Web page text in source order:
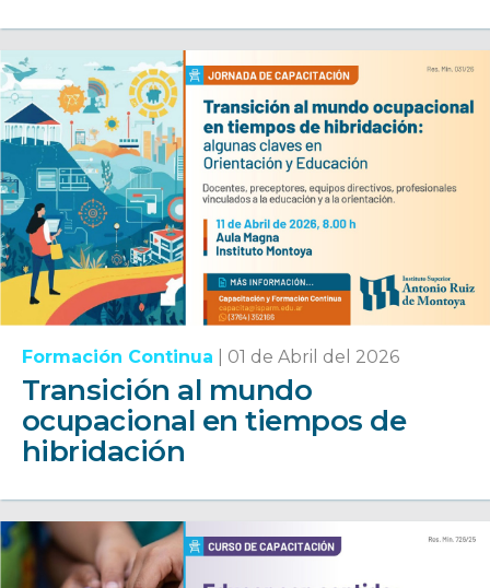
Formación Continua 01 de Abril del 2026
Transición al mundo
ocupacional en tiempos de
hibridación